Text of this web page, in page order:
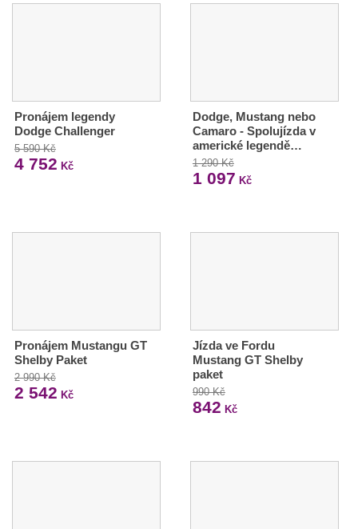
Pronájem legendy
Dodge Challenger
5 590 Kč
4 752 Kč
Dodge, Mustang nebo
Camaro - Spolujízda v
americké legendě…
1 290 Kč
1 097 Kč
Pronájem Mustangu GT
Shelby Paket
2 990 Kč
2 542 Kč
Jízda ve Fordu
Mustang GT Shelby
paket
990 Kč
842 Kč